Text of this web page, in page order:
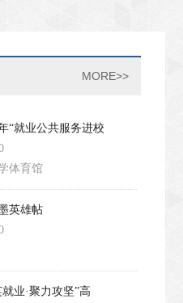
MORE>>
“就业公共服务进校
体育馆
英雄帖
业·聚力攻坚”高